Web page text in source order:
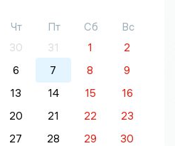
Чт Пт Сб
Вс
30 31 1
2
6 7 8
9
13 14 15
16
20 21 22
23
27 28 29
30